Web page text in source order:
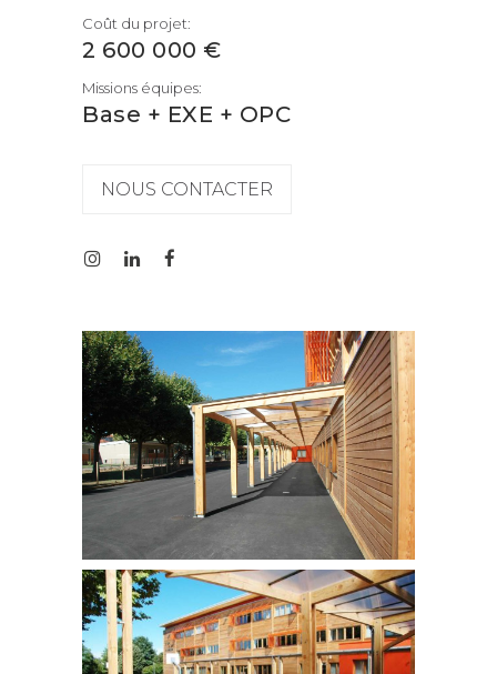
Coût du projet:
2 600 000 €
Missions équipes:
Base + EXE + OPC
NOUS CONTACTER